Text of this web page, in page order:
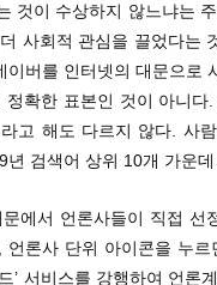
것이 수상하지 않느냐는
사회적 관심을 끌었다는
이버를 인터넷의 대문으로
확한 표본인 것이 아니
고 해도 다르지 않다. 사
검색어 상위 10개 가운
에서 언론사들이 직접 선
, 언론사 단위 아이콘을 누
’ 서비스를 강행하여 언론